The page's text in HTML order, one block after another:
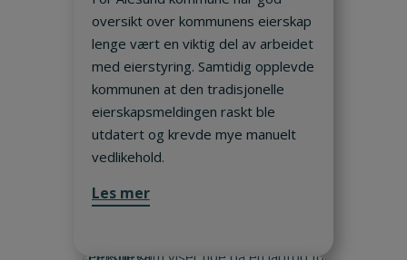
oversikt over kommunens eierskap
lenge vært en viktig del av arbeidet
med eierstyring. Samtidig opplevde
kommunen at den tradisjonelle
eierskapsmeldingen raskt ble
utdatert og krevde mye manuelt
vedlikehold.
Les mer